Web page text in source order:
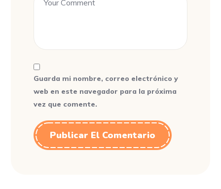
Guarda mi nombre, correo electrónico y
web en este navegador para la próxima
vez que comente.